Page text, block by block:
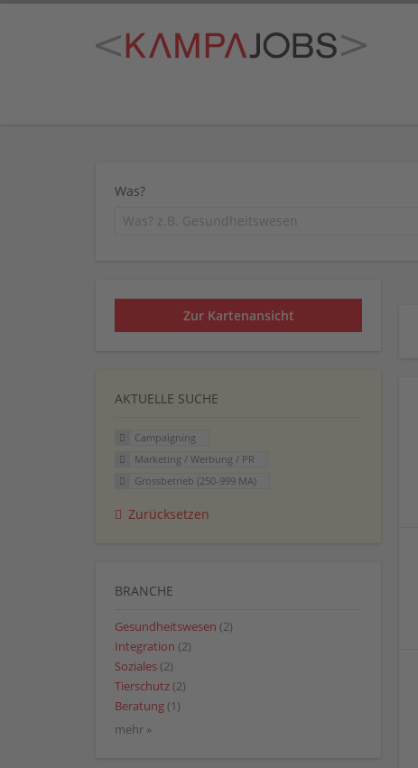
Was?
Zur Kartenansicht
AKTUELLE SUCHE
Campaigning
Marketing / Werbung / PR
Grossbetrieb (250-999 MA)
Zurücksetzen
BRANCHE
Gesundheitswesen (2)
Integration (2)
Soziales (2)
Tierschutz (2)
Beratung (1)
mehr »